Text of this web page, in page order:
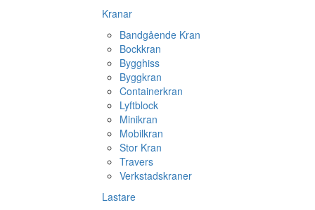
Kranar
Bandgående Kran
Bockkran
Bygghiss
Byggkran
Containerkran
Lyftblock
Minikran
Mobilkran
Stor Kran
Travers
Verkstadskraner
Lastare